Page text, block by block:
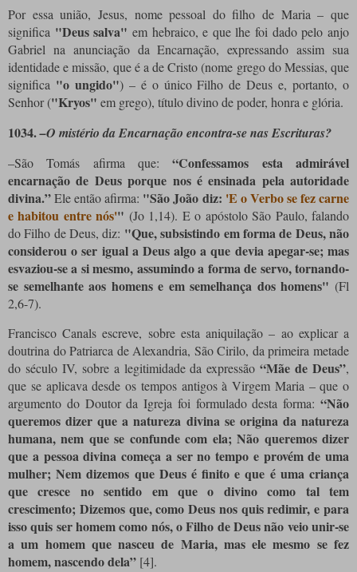
Por essa união, Jesus, nome pessoal do filho de Maria – que
significa "Deus salva" em hebraico, e que lhe foi dado pelo anjo
Gabriel na anunciação da Encarnação, expressando assim sua
identidade e missão, que é a de Cristo (nome grego do Messias, que
significa "o ungido") – é o único Filho de Deus e, portanto, o
Senhor ("Kryos" em grego), título divino de poder, honra e glória.
1034.–O mistério da Encarnação encontra-se nas Escrituras?
–São Tomás afirma que:“Confessamos esta admirável
encarnação de Deus porque nos é ensinada pela autoridade
divina.”Ele então afirma: "São João diz: 'E o Verbo se fez carne
e habitou entre nós'" (Jo 1,14). E o apóstolo São Paulo, falando
do Filho de Deus, diz: "Que, subsistindo em forma de Deus, não
considerou o ser igual a Deus algo a que devia apegar-se; mas
esvaziou-se a si mesmo, assumindo a forma de servo, tornando-
se semelhante aos homens e em semelhança dos homens" (Fl
2,6-7).
Francisco Canals escreve, sobre esta aniquilação – ao explicar a
doutrina do Patriarca de Alexandria, São Cirilo, da primeira metade
do século IV, sobre a legitimidade da expressão“Mãe de Deus”,
que se aplicava desde os tempos antigos à Virgem Maria – que o
argumento do Doutor da Igreja foi formulado desta forma: “Não
queremos dizer que a natureza divina se origina da natureza
humana, nem que se confunde com ela; Não queremos dizer
que a pessoa divina começa a ser no tempo e provém de uma
mulher; Nem dizemos que Deus é finito e que é uma criança
que cresce no sentido em que o divino como tal tem
crescimento; Dizemos que, como Deus nos quis redimir, e para
isso quis ser homem como nós, o Filho de Deus não veio unir-se
a um homem que nasceu de Maria, mas ele mesmo se fez
homem, nascendo dela” [4].